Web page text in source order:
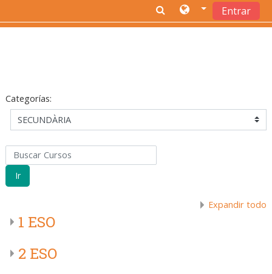
Entrar
Categorías:
Buscar Cursos
Ir
Expandir todo
1 ESO
2 ESO